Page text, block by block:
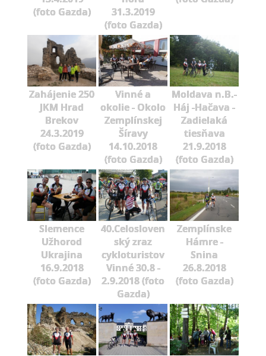
(foto Gazda)
31.3.2019
(foto Gazda)
Zahájenie 250
JKM Hrad
Brekov
24.3.2019
(foto Gazda)
Vinné a
okolie - Okolo
Zemplínskej
Šíravy
14.10.2018
(foto Gazda)
Moldava n.B.-
Háj -Hačava -
Zadielaká
tiesňava
21.9.2018
(foto Gazda)
Slemence
Užhorod
Ukrajina
16.9.2018
(foto Gazda)
40.Celosloven
ský zraz
cykloturistov
Vinné 30.8 -
2.9.2018 (foto
Gazda)
Zemplínske
Hámre -
Snina
26.8.2018
(foto Gazda)